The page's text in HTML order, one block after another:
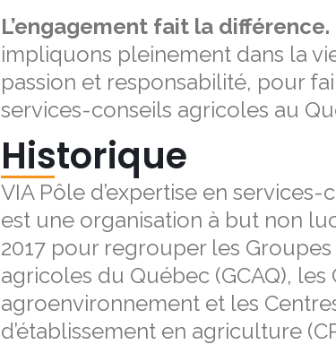
L’engagement fait la différence.
impliquons pleinement dans la
passion et responsabilité, pour
services-conseils agricoles au
Historique
VIA Pôle d’expertise en
est une organisation à but non
2017 pour regrouper les
agricoles du Québec (GCAQ),
agroenvironnement et les
d’établissement en agriculture